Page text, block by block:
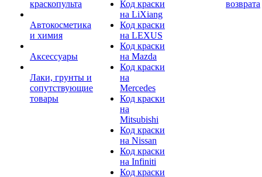
краскопульта
Автокосметика
и химия
Аксессуары
Лаки, грунты и
сопутствующие
товары
Код краски
на LiXiang
Код краски
на LEXUS
Код краски
на Mazda
Код краски
на
Mercedes
Код краски
на
Mitsubishi
Код краски
на Nissan
Код краски
на Infiniti
Код краски
возврата